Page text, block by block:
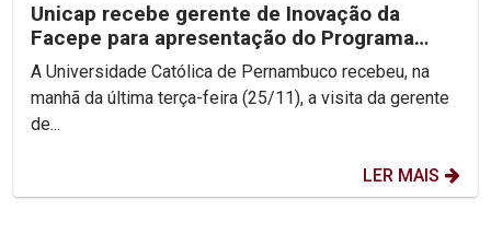
Unicap recebe gerente de Inovação da
Facepe para apresentação do Programa
Centelha 3
A Universidade Católica de Pernambuco recebeu, na
manhã da última terça-feira (25/11), a visita da gerente
de...
LER MAIS